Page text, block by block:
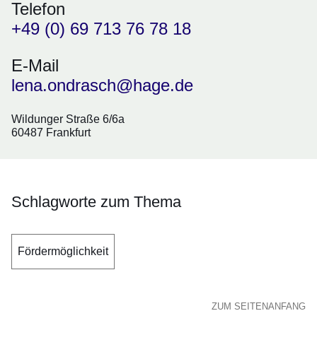
Telefon
+49 (0) 69 713 76 78 18
E-Mail
lena.ondrasch@hage.de
Wildunger Straße 6/6a
60487 Frankfurt
Schlagworte zum Thema
Fördermöglichkeit
ZUM SEITENANFANG